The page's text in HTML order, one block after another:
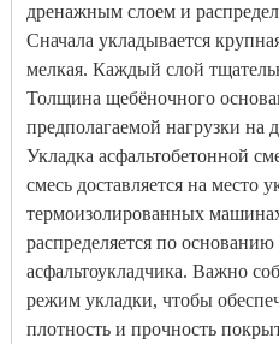
дренажным слоем и
Сначала укладывается
мелкая. Каждый слой
Толщина щебёночного
предполагаемой нагрузки на
Укладка асфальтобетонной
смесь доставляется на место
термоизолированных
распределяется по
асфальтоукладчика. Важно
режим укладки, чтобы
плотность и прочность